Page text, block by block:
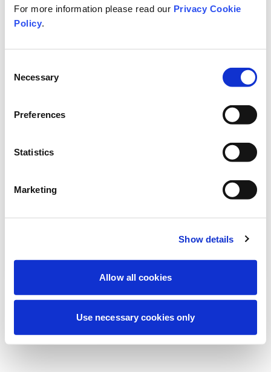
For more information please read our Privacy Cookie
Policy.
Selection
Necessary
Preferences
Statistics
Marketing
Show details
Allow all cookies
Use necessary cookies only
Deneyiminizi iyileştirmek için şu anda
planlanmış bakım yapıyoruz. Merak
etmeyin, kısa süre içinde tekrar çevrimiçi